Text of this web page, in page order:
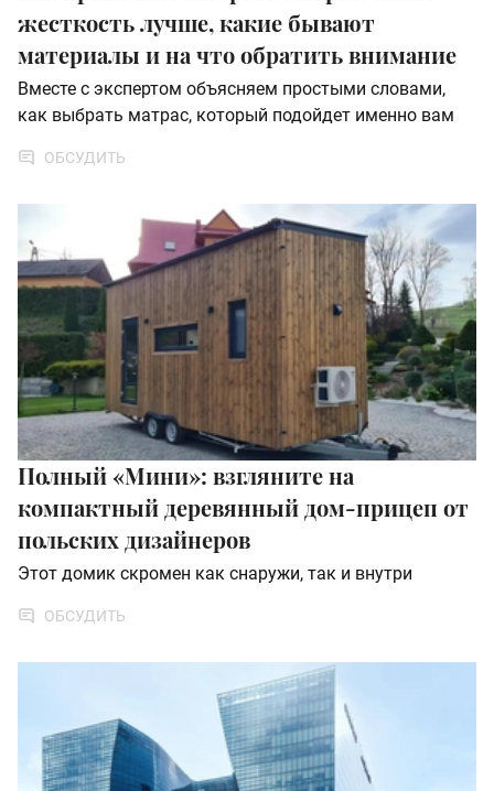
жесткость лучше, какие бывают
материалы и на что обратить внимание
Вместе с экспертом объясняем простыми словами,
как выбрать матрас, который подойдет именно вам
ОБСУДИТЬ
Полный «Мини»: взгляните на
компактный деревянный дом-прицеп от
польских дизайнеров
Этот домик скромен как снаружи, так и внутри
ОБСУДИТЬ